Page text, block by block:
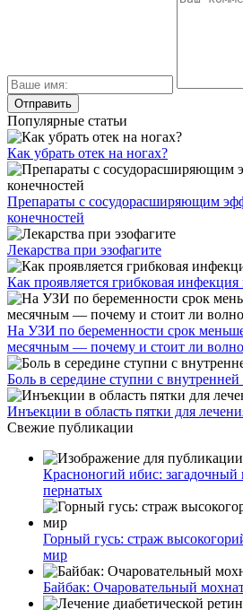
Популярные статьи
Как убрать отек на ногах?
Препараты с сосудорасширяющим
конечностей
Лекарства при эзофагите
Как проявляется грибковая инфекция
На УЗИ по беременности срок
месячным — почему и стоит ли
Боль в середине ступни с
Инъекции в область пятки для
Свежие публикации
Красноногий ибис: загадочный
пернатых
Горный гусь: страж
мир
Байбак: Очаровательный